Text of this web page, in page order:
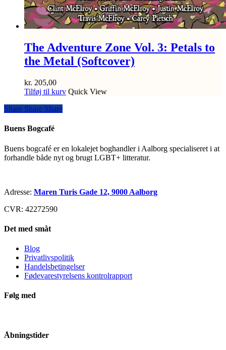
The Adventure Zone Vol. 3: Petals to
the Metal (Softcover)
kr. 205,00
Tilføj til kurv Quick View
Share
Share Share Share
Buens Bogcafé
Buens bogcafé er en lokalejet boghandler i Aalborg specialiseret i at
forhandle både nyt og brugt LGBT+ litteratur.
Adresse: Maren Turis Gade 12, 9000 Aalborg
CVR: 42272590
Det med småt
Blog
Privatlivspolitik
Handelsbetingelser
Fødevarestyrelsens kontrolrapport
Følg med
Åbningstider